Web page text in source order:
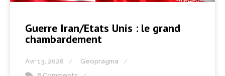
Guerre Iran/Etats Unis : le grand
chambardement
Avr 13, 2026
Geopragma